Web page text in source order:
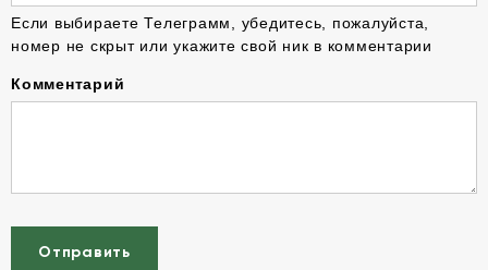
Если выбираете Телеграмм, убедитесь, пожалуйста,
номер не скрыт или укажите свой ник в комментарии
Комментарий
Отправить